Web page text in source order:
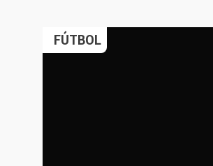
FÚTBOL